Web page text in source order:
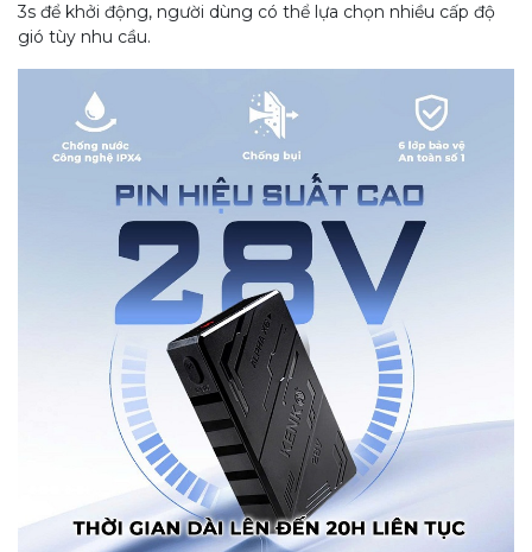
3s để khởi động, người dùng có thể lựa chọn nhiều cấp độ
gió tùy nhu cầu.